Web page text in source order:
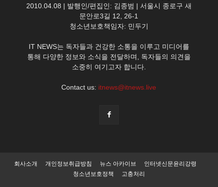
2010.04.08 | 발행인/편집인: 김종범 | 서울시 종로구 새
문안로3길 12, 26-1
청소년보호책임자: 민두기
IT NEWS는 독자들과 건강한 소통을 이루고 미디어를
통해 다양한 정보와 소식을 전달하며, 독자들의 의견을
소중히 여기고자 합니다.
Contact us: itnews@itnews.live
회사소개 개인정보취급방침 뉴스 아카이브
인터넷신문윤리강령
청소년보호정책
고충처리